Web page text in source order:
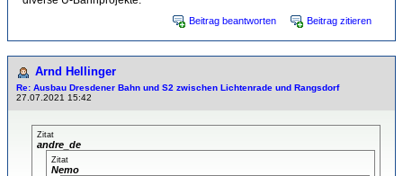
Beitrag beantworten Beitrag zitieren
Arnd Hellinger
Re: Ausbau Dresdener Bahn und S2 zwischen Lichtenrade und Rangsdorf
27.07.2021 15:42
Zitat
andre_de
Zitat
Nemo